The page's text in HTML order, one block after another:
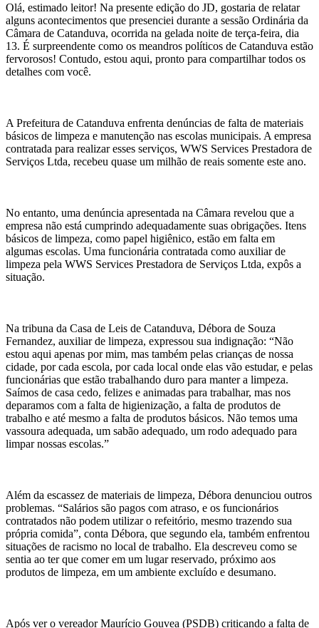
Olá, estimado leitor! Na presente edição do JD, gostaria de relatar
alguns acontecimentos que presenciei durante a sessão Ordinária da
Câmara de Catanduva, ocorrida na gelada noite de terça-feira, dia
13. É surpreendente como os meandros políticos de Catanduva estão
fervorosos! Contudo, estou aqui, pronto para compartilhar todos os
detalhes com você.
A Prefeitura de Catanduva enfrenta denúncias de falta de materiais
básicos de limpeza e manutenção nas escolas municipais. A empresa
contratada para realizar esses serviços, WWS Services Prestadora de
Serviços Ltda, recebeu quase um milhão de reais somente este ano.
No entanto, uma denúncia apresentada na Câmara revelou que a
empresa não está cumprindo adequadamente suas obrigações. Itens
básicos de limpeza, como papel higiênico, estão em falta em
algumas escolas. Uma funcionária contratada como auxiliar de
limpeza pela WWS Services Prestadora de Serviços Ltda, expôs a
situação.
Na tribuna da Casa de Leis de Catanduva, Débora de Souza
Fernandez, auxiliar de limpeza, expressou sua indignação: “Não
estou aqui apenas por mim, mas também pelas crianças de nossa
cidade, por cada escola, por cada local onde elas vão estudar, e pelas
funcionárias que estão trabalhando duro para manter a limpeza.
Saímos de casa cedo, felizes e animadas para trabalhar, mas nos
deparamos com a falta de higienização, a falta de produtos de
trabalho e até mesmo a falta de produtos básicos. Não temos uma
vassoura adequada, um sabão adequado, um rodo adequado para
limpar nossas escolas.”
Além da escassez de materiais de limpeza, Débora denunciou outros
problemas. “Salários são pagos com atraso, e os funcionários
contratados não podem utilizar o refeitório, mesmo trazendo sua
própria comida”, conta Débora, que segundo ela, também enfrentou
situações de racismo no local de trabalho. Ela descreveu como se
sentia ao ter que comer em um lugar reservado, próximo aos
produtos de limpeza, em um ambiente excluído e desumano.
Após ver o vereador Maurício Gouvea (PSDB) criticando a falta de